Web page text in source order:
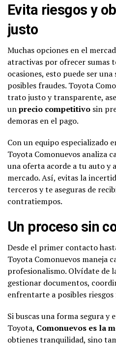
Evita riesgos y
justo
Muchas opciones en el
atractivas por ofrecer sumas
ocasiones, esto puede ser
posibles fraudes. Toyota
trato justo y transparente,
unprecio competitivo sin
demoras en el pago.
Con un equipo especializado
Toyota Comonuevos analiza
una oferta acorde a tu auto y
mercado. Así, evitas la
terceros y te aseguras de
contratiempos.
Un proceso sin
Desde el primer contacto
Toyota Comonuevos maneja
profesionalismo. Olvídate de
gestionar documentos,
enfrentarte a posibles
Si buscas una forma segura y
Toyota, Comonuevos es la
obtienes tranquilidad, sino